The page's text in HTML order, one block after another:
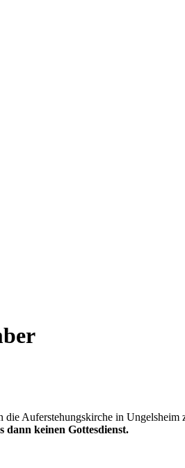
Auferstehungskirche in Ungelsheim
dann keinen Gottesdienst.